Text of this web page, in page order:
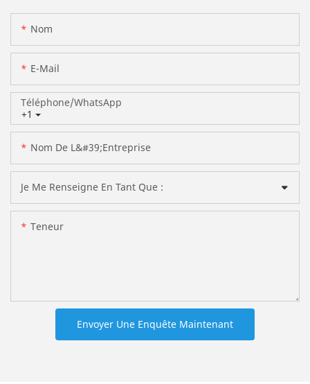
Nom
E-Mail
+1
Téléphone/WhatsApp
Nom De L&#39;entreprise
Je Me Renseigne En Tant Que :
Teneur
Envoyer Une Enquête Maintenant